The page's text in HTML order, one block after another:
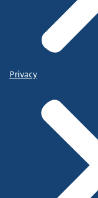
Privacy